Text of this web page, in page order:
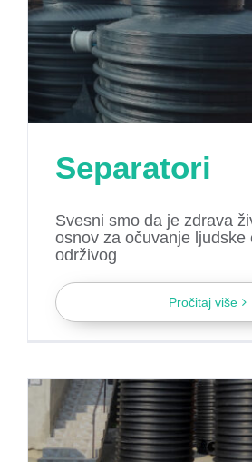
Separatori
Svesni smo da je zdrava
osnov za očuvanje ljudske
održivog
Pročitaj više